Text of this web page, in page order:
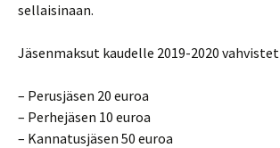
sellaisinaan.
Jäsenmaksut kaudelle 2019-2020
– Perusjäsen 20 euroa
– Perhejäsen 10 euroa
– Kannatusjäsen 50 euroa